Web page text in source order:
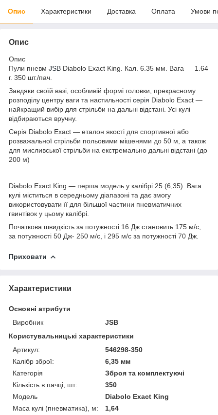
Опис Характеристики Доставка Оплата Умови
Опис
Опис
Пули пневм JSB Diabolo Exact King. Кал. 6.35 мм. Вага — 1.64
г. 350 шт./пач.
Завдяки своїй вазі, особливій формі головки, прекрасному
розподілу центру ваги та настильності серія Diabolo Exact —
найкращий вибір для стрільби на дальні відстані. Усі кулі
відбираються вручну.
Серія Diabolo Exact — еталон якості для спортивної або
розважальної стрільби польовими мішенями до 50 м, а також
для мисливської стрільби на екстремально дальні відстані (до
200 м)
Diabolo Exact King — перша модель у калібрі.25 (6,35). Вага
кулі міститься в середньому діапазоні та дає змогу
використовувати її для більшої частини пневматичних
гвинтівок у цьому калібрі.
Початкова швидкість за потужності 16 Дж становить 175 м/с,
за потужності 50 Дж- 250 м/с, і 295 м/с за потужності 70 Дж.
Приховати
Характеристики
Основні атрибути
Виробник
JSB
Користувальницькі характеристики
Артикул:
546298-350
Калібр зброї:
6,35 мм
Категорія
Зброя та комплектуючі
Кількість в пачці, шт:
350
Мoдель
Diabolo Exact King
Маса кулі (пневматика), м:
1,64